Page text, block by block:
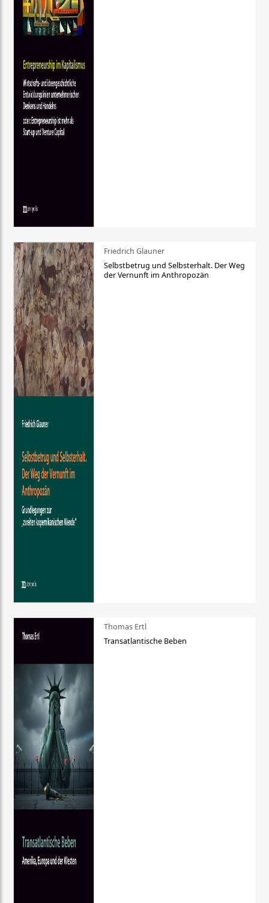
Friedrich Glauner
Selbstbetrug und Selbsterhalt. Der Weg
der Vernunft im Anthropozän
Thomas Ertl
Transatlantische Beben